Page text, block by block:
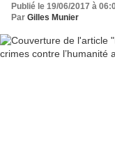
Publié le 19/06/2017 à
Par Gilles Munier